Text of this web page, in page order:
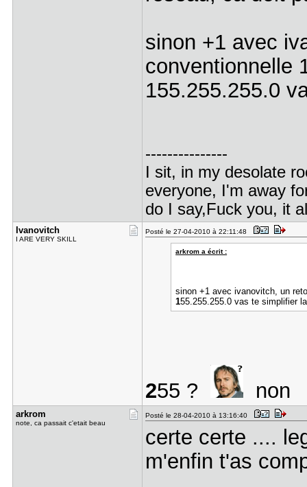
sinon +1 avec
conventionnelle
155.255.255.0
---------------
I sit, in my desolate
everyone, I'm away
do I say,Fuck you, it
Ivanovitch
I ARE VERY SKILL
Posté le 27-04-2010 à 22:11:48
arkrom a écrit :
sinon +1 avec ivanovitch, un
155.255.255.0 vas te simplifier
255 ? non
arkrom
note, ca passait c'etait beau
Posté le 28-04-2010 à 13:16:40
certe certe ....
m'enfin t'as